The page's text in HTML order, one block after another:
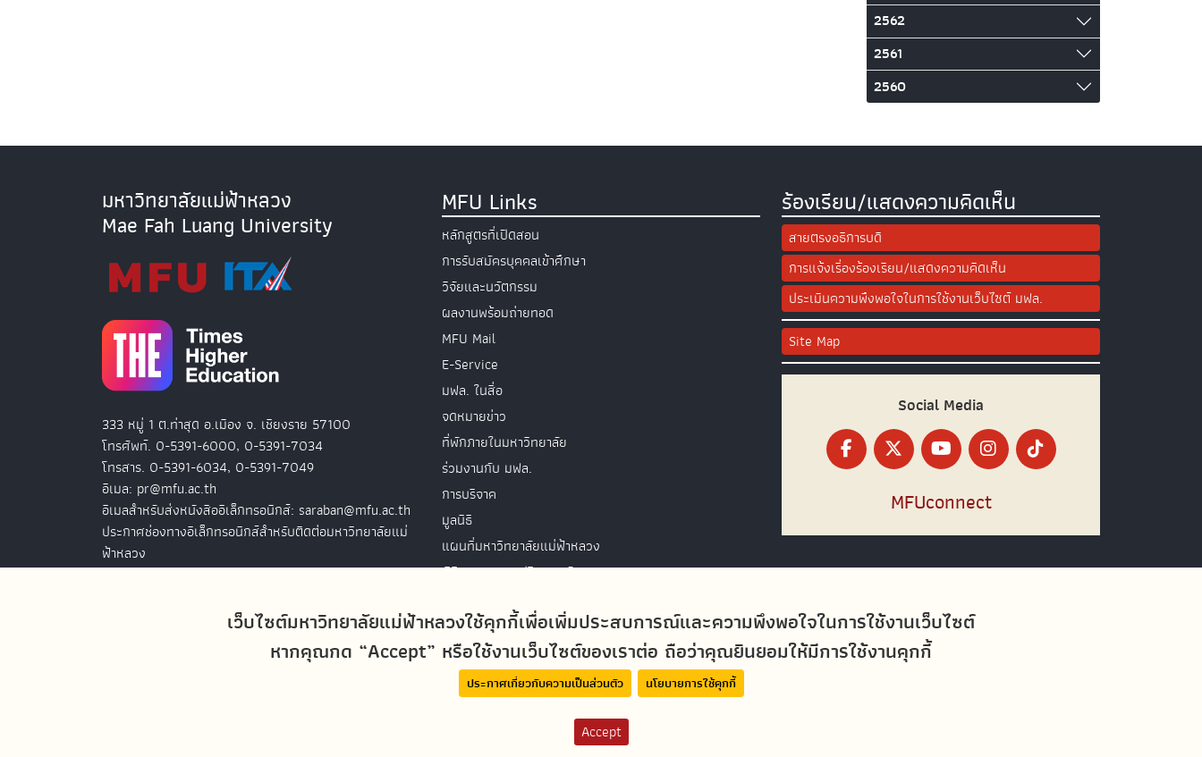
เว็บไซต์มหาวิทยาลัยแม่ฟ้าหลวงใช้คุกกี้เพื่อเพิ่มประสบการณ์และความพึงพอใจในการใช้งานเว็บไซต์
หากคุณกด “Accept” หรือใช้งานเว็บไซต์ของเราต่อ ถือว่าคุณยินยอมให้มีการใช้งานคุกกี้
ประกาศเกี่ยวกับความเป็นส่วนตัว นโยบายการใช้คุกกี้
Accept
2562
2561
2560
มหาวิทยาลัยแม่ฟ้าหลวง
Mae Fah Luang University
333 หมู่ 1 ต.ท่าสุด อ.เมือง จ. เชียงราย 57100
โทรศัพท์. 0-5391-6000, 0-5391-7034
โทรสาร. 0-5391-6034, 0-5391-7049
อีเมล: pr@mfu.ac.th
อีเมลสำหรับส่งหนังสืออิเล็กทรอนิกส์: saraban@mfu.ac.th
ประกาศช่องทางอิเล็กทรอนิกส์สำหรับติดต่อมหาวิทยาลัยแม่
ฟ้าหลวง
MFU Links
หลักสูตรที่เปิดสอน
การรับสมัครบุคคลเข้าศึกษา
วิจัยและนวัตกรรม
ผลงานพร้อมถ่ายทอด
MFU Mail
E-Service
มฟล. ในสื่อ
จดหมายข่าว
ที่พักภายในมหาวิทยาลัย
ร่วมงานกับ มฟล.
การบริจาค
มูลนิธิ
แผนที่มหาวิทยาลัยแม่ฟ้าหลวง
พิธีพระราชทานปริญญาบัตร
ร้องเรียน/แสดงความคิดเห็น
สายตรงอธิการบดี
การแจ้งเรื่องร้องเรียน/แสดงความคิดเห็น
ประเมินความพึงพอใจในการใช้งานเว็บไซต์ มฟล.
Site Map
Social Media
MFUconnect